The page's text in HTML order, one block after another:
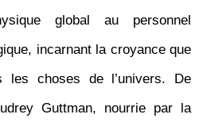
global au personnel
incarnant la croyance que
les choses de l’univers. De
Guttman, nourrie par la